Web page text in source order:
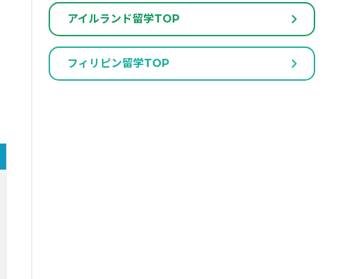
アイルランド留学TOP
フィリピン留学TOP